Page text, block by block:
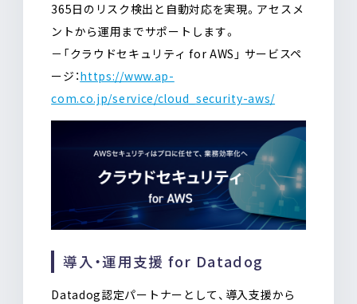
365日のリスク検出と自動対応を実現。アセスメ
ントから運用までサポートします。
－「クラウドセキュリティ for AWS」 サービスペ
ージ：https://www.ap-
com.co.jp/service/cloud_security-aws/
導入・運用支援 for Datadog
Datadog認定パートナーとして、導入支援から